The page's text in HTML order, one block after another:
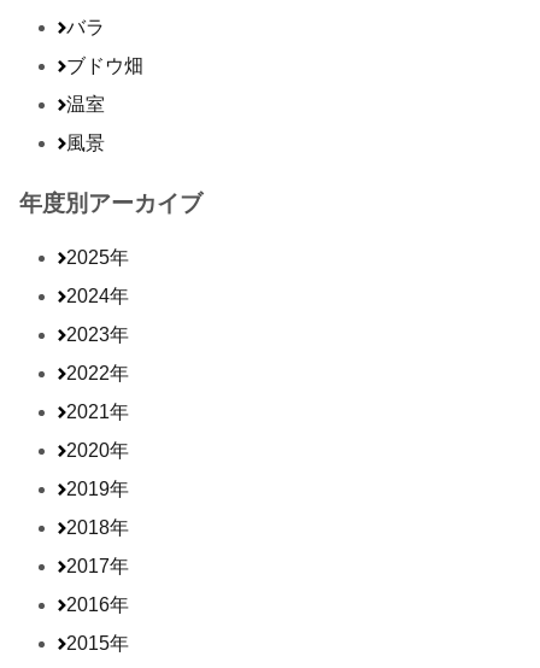
バラ
ブドウ畑
温室
風景
年度別アーカイブ
2025年
2024年
2023年
2022年
2021年
2020年
2019年
2018年
2017年
2016年
2015年